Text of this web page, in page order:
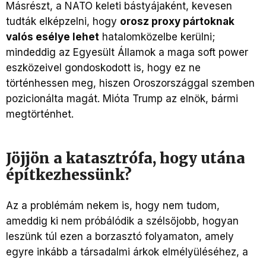
Másrészt, a NATO keleti bástyájaként, kevesen
tudták elképzelni, hogy orosz proxy pártoknak
valós esélye lehet hatalomközelbe kerülni;
mindeddig az Egyesült Államok a maga soft power
eszközeivel gondoskodott is, hogy ez ne
történhessen meg, hiszen Oroszországgal szemben
pozicionálta magát. Mióta Trump az elnök, bármi
megtörténhet.
Jöjjön a katasztrófa, hogy utána
építkezhessünk?
Az a problémám nekem is, hogy nem tudom,
ameddig ki nem próbálódik a szélsőjobb, hogyan
leszünk túl ezen a borzasztó folyamaton, amely
egyre inkább a társadalmi árkok elmélyüléséhez, a